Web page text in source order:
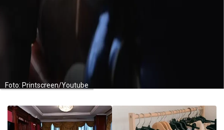
Foto: Printscreen/Youtube